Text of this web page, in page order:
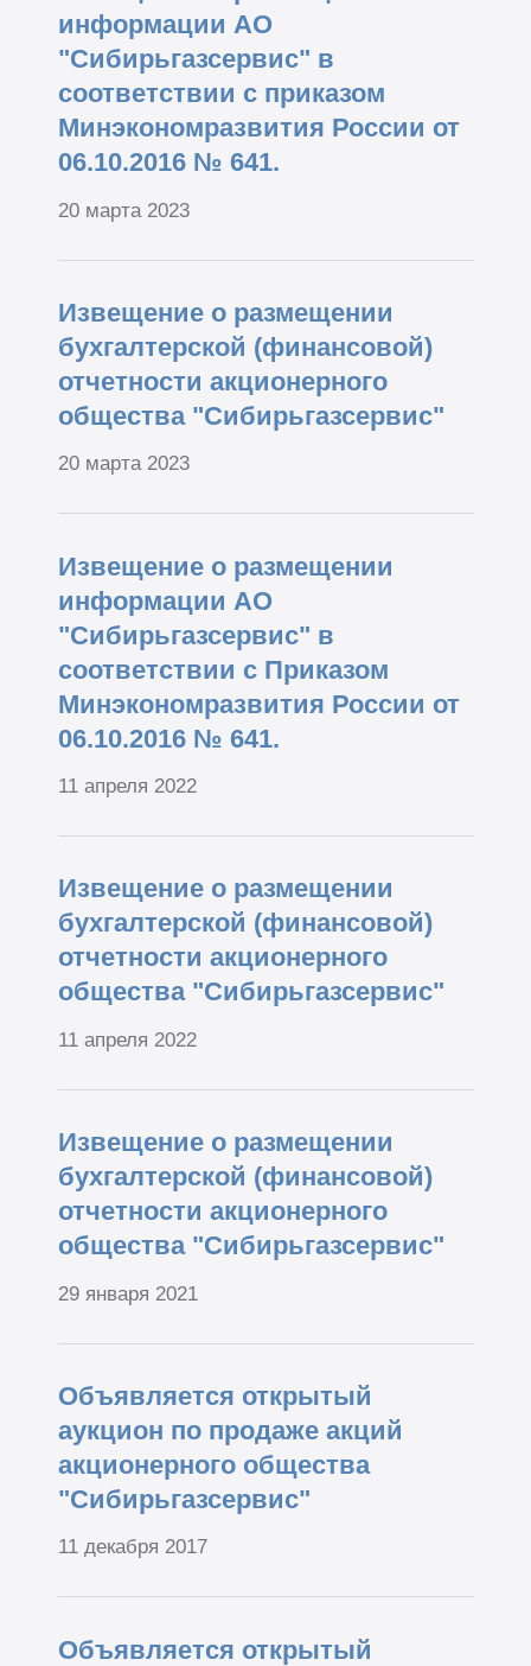
информации АО
"Сибирьгазсервис" в
соответствии с приказом
Минэкономразвития России от
06.10.2016 № 641.
20 марта 2023
Извещение о размещении
бухгалтерской (финансовой)
отчетности акционерного
общества "Сибирьгазсервис"
20 марта 2023
Извещение о размещении
информации АО
"Сибирьгазсервис" в
соответствии с Приказом
Минэкономразвития России от
06.10.2016 № 641.
11 апреля 2022
Извещение о размещении
бухгалтерской (финансовой)
отчетности акционерного
общества "Сибирьгазсервис"
11 апреля 2022
Извещение о размещении
бухгалтерской (финансовой)
отчетности акционерного
общества "Сибирьгазсервис"
29 января 2021
Объявляется открытый
аукцион по продаже акций
акционерного общества
"Сибирьгазсервис"
11 декабря 2017
Объявляется открытый